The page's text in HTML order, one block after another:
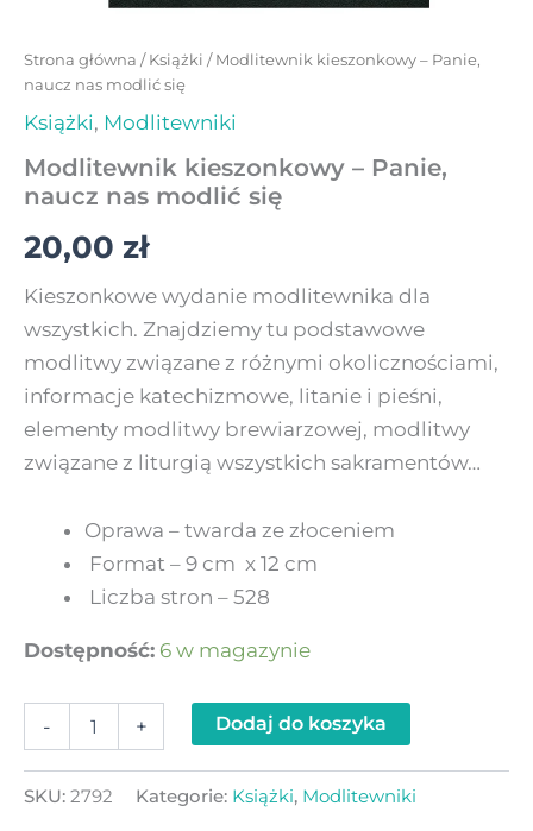
Strona główna /Książki / Modlitewnik kieszonkowy – Panie,
naucz nas modlić się
Książki, Modlitewniki
Modlitewnik kieszonkowy – Panie,
naucz nas modlić się
20,00 zł
Kieszonkowe wydanie modlitewnika dla
wszystkich. Znajdziemy tu podstawowe
modlitwy związane z różnymi okolicznościami,
informacje katechizmowe, litanie i pieśni,
elementy modlitwy brewiarzowej, modlitwy
związane z liturgią wszystkich sakramentów…
Oprawa – twarda ze złoceniem
Format – 9 cm x 12 cm
Liczba stron – 528
Dostępność: 6 w magazynie
- + Dodaj do koszyka
SKU: 2792 Kategorie: Książki, Modlitewniki